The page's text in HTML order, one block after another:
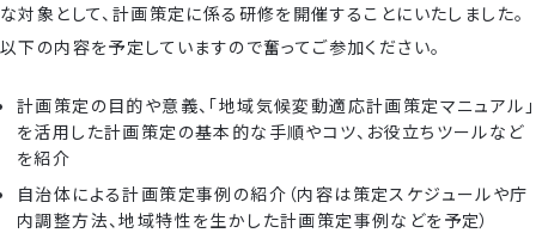
な対象として、計画策定に係る研修を開催することにいたしました。
以下の内容を予定していますので奮ってご参加ください。
計画策定の目的や意義、「地域気候変動適応計画策定マニュアル」
を活用した計画策定の基本的な手順やコツ、お役立ちツールなど
を紹介
自治体による計画策定事例の紹介（内容は策定スケジュールや庁
内調整方法、地域特性を生かした計画策定事例などを予定）